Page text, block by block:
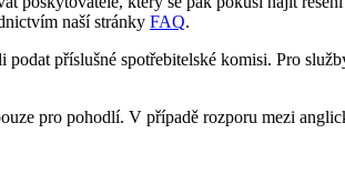
naší stránky FAQ.
příslušné spotřebitelské komisi. Pro
pro pohodlí. V případě rozporu mezi